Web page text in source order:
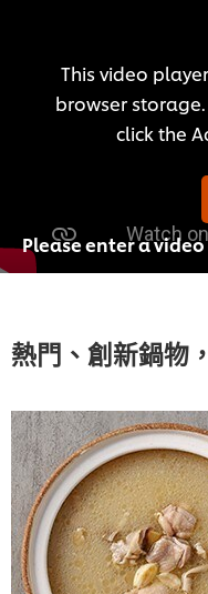
This video
browser
click the
Please enter a
熱門、創新鍋物